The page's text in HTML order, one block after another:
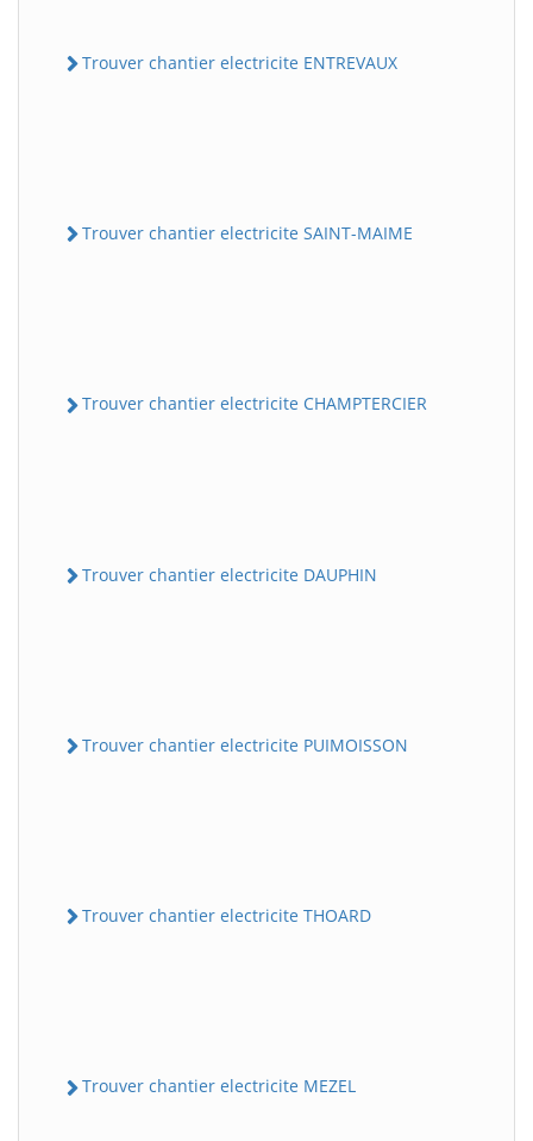
Trouver chantier electricite ENTREVAUX
Trouver chantier electricite SAINT-MAIME
Trouver chantier electricite CHAMPTERCIER
Trouver chantier electricite DAUPHIN
Trouver chantier electricite PUIMOISSON
Trouver chantier electricite THOARD
Trouver chantier electricite MEZEL